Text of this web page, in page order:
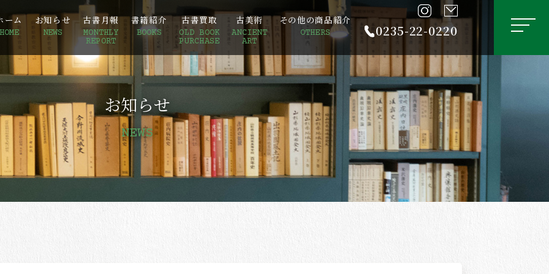
ーム お知らせ
NEWS
古書月報
MONTHLY
REPORT
書籍紹介
BOOKS
古書買取
OLD BOOK
PURCHASE
古美術
ANCIENT
ART
その他の商品紹介
OTHERS 0235-22-0220
MENU
ホーム
お知らせ
NEWS
お知らせ
NEWS